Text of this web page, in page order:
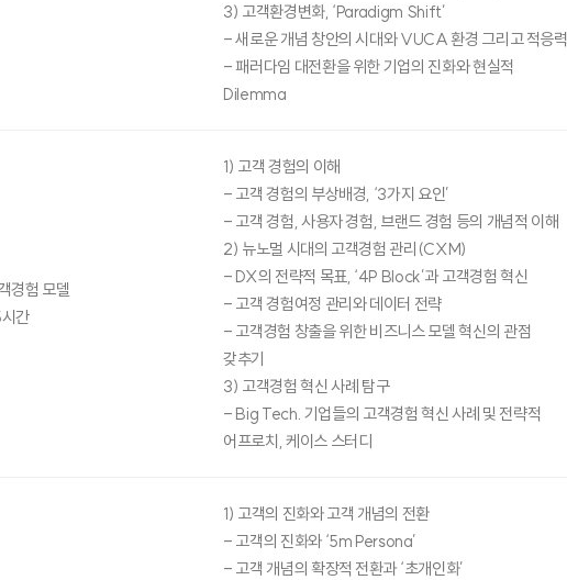
3) 고객환경변화, ‘Paradigm Shift’
- 새로운 개념 창안의 시대와 VUCA 환경 그리고 적응력
- 패러다임 대전환을 위한 기업의 진화와 현실적
Dilemma
경험 모델
간
1) 고객 경험의 이해
- 고객 경험의 부상배경, ‘3가지 요인’
- 고객 경험, 사용자 경험, 브랜드 경험 등의 개념적 이해
2) 뉴노멀 시대의 고객경험 관리(CXM)
- DX의 전략적 목표, ‘4P Block’과 고객경험 혁신
- 고객 경험여정 관리와 데이터 전략
- 고객경험 창출을 위한 비즈니스 모델 혁신의 관점
갖추기
3) 고객경험 혁신 사례 탐구
- Big Tech. 기업들의 고객경험 혁신 사례 및 전략적
어프로치, 케이스 스터디
1) 고객의 진화와 고객 개념의 전환
- 고객의 진화와 ‘5m Persona’
- 고객 개념의 확장적 전환과 ‘초개인화’